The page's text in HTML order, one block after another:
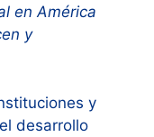
en América
y
y
desarrollo